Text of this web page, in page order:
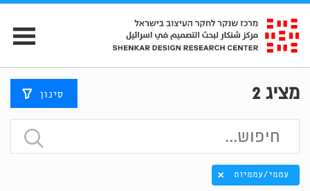
מציג 2 סינון
עממי/עממיות